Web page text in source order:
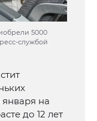
5000
службой
на
до 12 лет